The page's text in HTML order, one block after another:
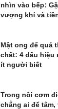
nhìn vào bếp:
vượng khí và
Mật ong để quá
chất: 4 dấu hiệu
ít người biết
Trong nồi cơm
chẳng ai để